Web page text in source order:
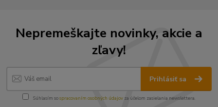
Nepremeškajte novinky, akcie a
zľavy!
Prihlásiť sa
Súhlasím sospracovaním osobných údajov za účelom zasielania newslettera.